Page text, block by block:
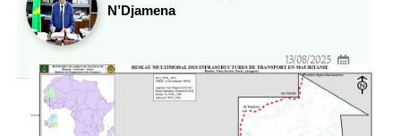
N’Djamena
13/08/2025